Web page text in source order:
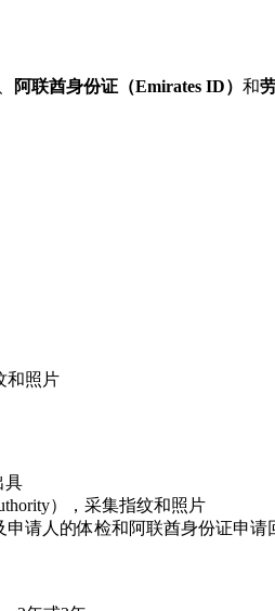
阿联酋身份证（Emirates ID） 和
和照片
具
），采集指纹和照片
请人的体检和阿联酋身份证申请